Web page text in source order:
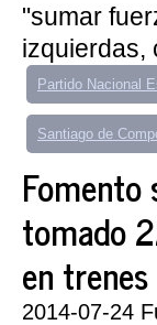
"sumar
izquierdas,
Partido Nacional
Santiago de
Fomento
tomado
en trenes
2014-07-24